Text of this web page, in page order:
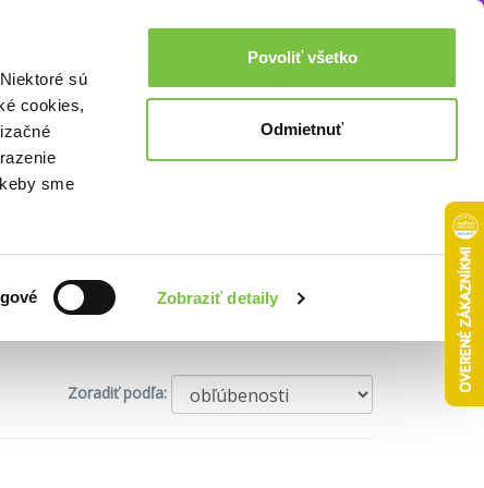
sú
cookies,
sme
Zobraziť detaily
Povoliť všetko
Odmietnuť
Prihlásenie 0,00€
Akcie a zľavy
Zoradiť podľa: